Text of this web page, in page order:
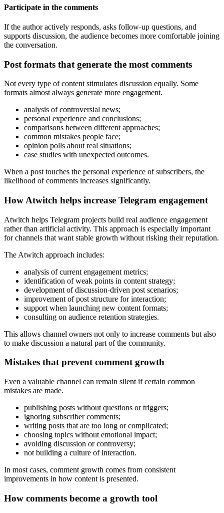
Participate in the comments
If the author actively responds, asks follow-up questions, and
supports discussion, the audience becomes more comfortable joining
the conversation.
Post formats that generate the most comments
Not every type of content stimulates discussion equally. Some
formats almost always generate more engagement.
analysis of controversial news;
personal experience and conclusions;
comparisons between different approaches;
common mistakes people face;
opinion polls about real situations;
case studies with unexpected outcomes.
When a post touches the personal experience of subscribers, the
likelihood of comments increases significantly.
How Atwitch helps increase Telegram engagement
Atwitch helps Telegram projects build real audience engagement
rather than artificial activity. This approach is especially important
for channels that want stable growth without risking their reputation.
The Atwitch approach includes:
analysis of current engagement metrics;
identification of weak points in content strategy;
development of discussion-driven post scenarios;
improvement of post structure for interaction;
support when launching new content formats;
consulting on audience retention strategies.
This allows channel owners not only to increase comments but also
to make discussion a natural part of the community.
Mistakes that prevent comment growth
Even a valuable channel can remain silent if certain common
mistakes are made.
publishing posts without questions or triggers;
ignoring subscriber comments;
writing posts that are too long or complicated;
choosing topics without emotional impact;
avoiding discussion or controversy;
not building a culture of interaction.
In most cases, comment growth comes from consistent
improvements in how content is presented.
How comments become a growth tool